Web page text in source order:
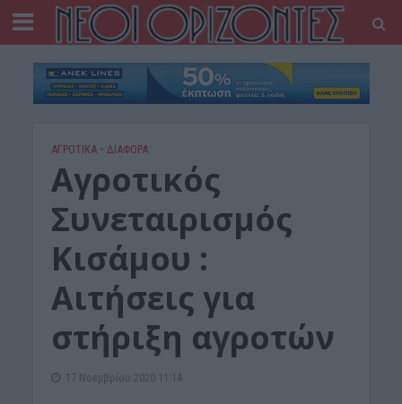
ΑΓΡΟΤΙΚΑ • ΔΙΆΦΟΡΑ
Αγροτικός
Συνεταιρισμός
Κισάμου :
Αιτήσεις για
στήριξη αγροτών
17 Νοεμβρίου 2020 11:14